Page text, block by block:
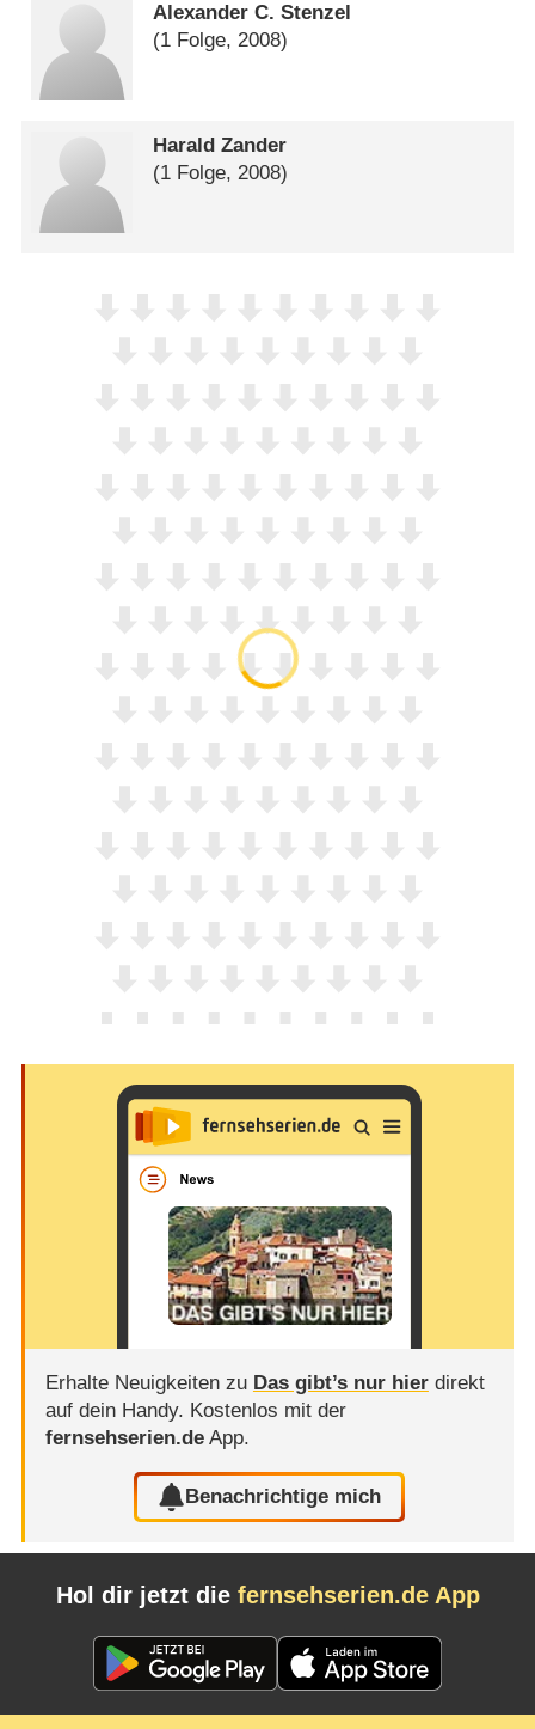
Alexander C. Stenzel
(1 Folge, 2008)
Harald Zander
(1 Folge, 2008)
Erhalte Neuigkeiten zu Das gibt’s nur hierdirekt
auf dein Handy. Kostenlos mit der
fernsehserien.deApp.
Benachrichtige mich
Hol dir jetzt die fernsehserien.de App